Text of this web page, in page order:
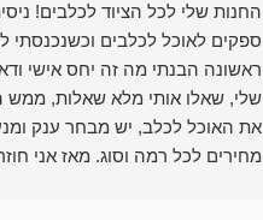
החנות שלי לכל הציוד לכלבים!
ספקים לאוכל לכלבים וכשנכנסתי
ראשונה הבנתי מה זה יחס אישי
שלי, שאלו אותי מלא שאלות, ממש
את האוכל לכלב, יש מבחר ענק
מחירים לכל רמה וסוג. מאז אני